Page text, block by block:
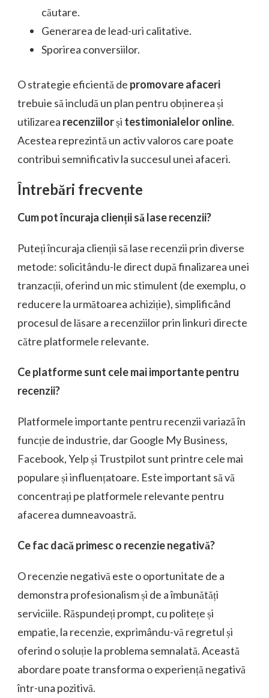
căutare.
Generarea de lead-uri calitative.
Sporirea conversiilor.
O strategie eficientă de promovare afaceri
trebuie să includă un plan pentru obținerea și
utilizarea recenziilorși testimonialelor online.
Acestea reprezintă un activ valoros care poate
contribui semnificativ la succesul unei afaceri.
Întrebări frecvente
Cum pot încuraja clienții să lase recenzii?
Puteți încuraja clienții să lase recenzii prin diverse
metode: solicitându-le direct după finalizarea unei
tranzacții, oferind un mic stimulent (de exemplu, o
reducere la următoarea achiziție), simplificând
procesul de lăsare a recenziilor prin linkuri directe
către platformele relevante.
Ce platforme sunt cele mai importante pentru
recenzii?
Platformele importante pentru recenzii variază în
funcție de industrie, dar Google My Business,
Facebook, Yelp și Trustpilot sunt printre cele mai
populare și influențatoare. Este important să vă
concentrați pe platformele relevante pentru
afacerea dumneavoastră.
Ce fac dacă primesc o recenzie negativă?
O recenzie negativă este o oportunitate de a
demonstra profesionalism și de a îmbunătăți
serviciile. Răspundeți prompt, cu politețe și
empatie, la recenzie, exprimându-vă regretul și
oferind o soluție la problema semnalată. Această
abordare poate transforma o experiență negativă
într-una pozitivă.